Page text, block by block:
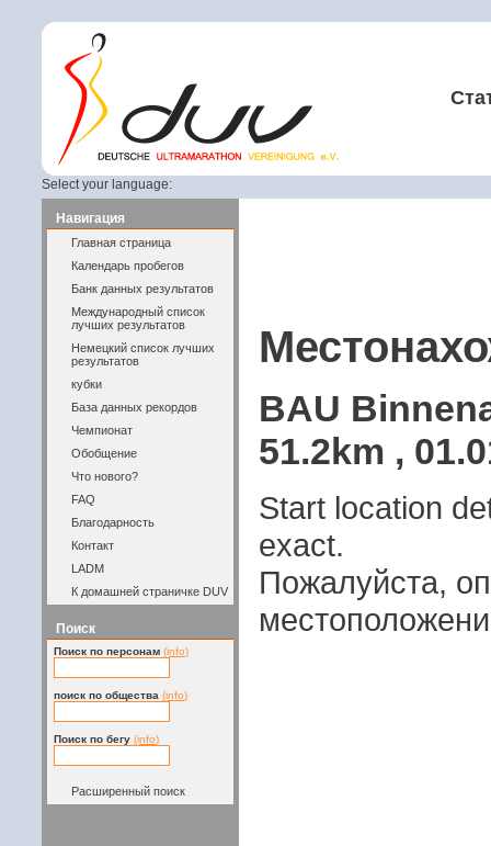
Select your language:
Навигация
Главная страница
Календарь пробегов
Банк данных результатов
Международный список
лучших результатов
Немецкий список лучших
результатов
кубки
База данных рекордов
Чемпионат
Обобщение
Что нового?
FAQ
Благодарность
Контакт
LADM
К домашней страничке DUV
Поиск
Поиск по персонам (info)
поиск по общества (info)
Поиск по бегу (info)
Расширенный поиск
BAU
51.2km ,
Start location
exact.
Пожалуйста,